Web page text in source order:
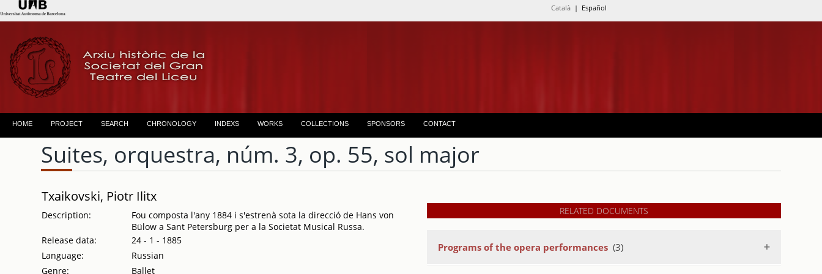
Català | Español
HOME PROJECT SEARCH CHRONOLOGY INDEXS WORKS COLLECTIONS SPONSORS CONTACT
Suites, orquestra, núm. 3, op. 55, sol major
Txaikovski, Piotr Ilitx
Description:
Fou composta l'any 1884 i s'estrenà sota la direcció de Hans von
Bülow a Sant Petersburg per a la Societat Musical Russa.
Release data:
24 - 1 - 1885
Language:
Russian
Genre:
Ballet
RELATED DOCUMENTS
Programs of the opera performances (3)